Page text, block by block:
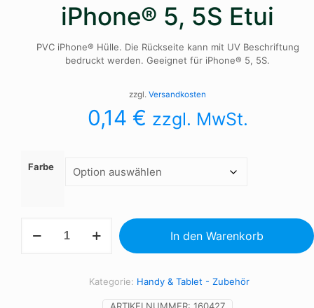
iPhone® 5, 5S Etui
PVC iPhone® Hülle. Die Rückseite kann mit UV Beschriftung
bedruckt werden. Geeignet für iPhone® 5, 5S.
zzgl. Versandkosten
0,14 € zzgl. MwSt.
Farbe
In den Warenkorb
ARTIKELNUMMER: 160427
Kategorie: Handy & Tablet - Zubehör